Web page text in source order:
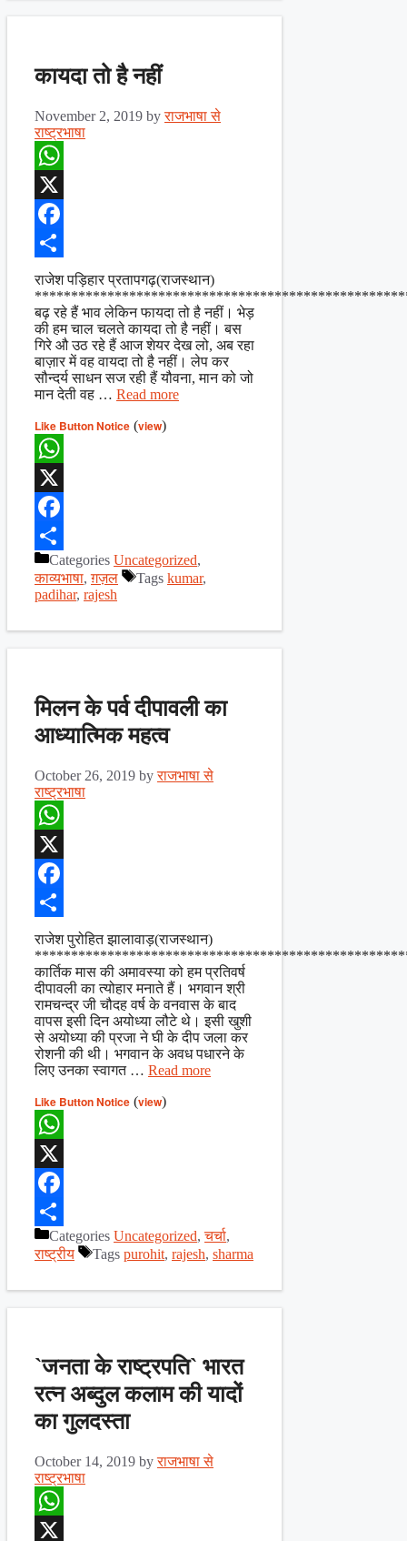
कायदा तो है नहीं
November 2, 2019 byराजभाषा से
राष्ट्रभाषा
WhatsApp
X
Facebook
Share
राजेश पड़िहार प्रतापगढ़(राजस्थान)
बढ़ रहे हैं भाव लेकिन फायदा तो है नहीं। भेड़
की हम चाल चलते कायदा तो है नहीं। बस
गिरे औ उठ रहे हैं आज शेयर देख लो, अब रहा
बाज़ार में वह वायदा तो है नहीं। लेप कर
सौन्दर्य साधन सज रही हैं यौवना, मान को जो
मान देती वह … Read more
Like Button Notice (view)
WhatsApp
X
Facebook
ShareCategories Uncategorized,
काव्यभाषा,ग़ज़ल Tags kumar,
padihar, rajesh
मिलन के पर्व दीपावली का
आध्यात्मिक महत्व
October 26, 2019 byराजभाषा से
राष्ट्रभाषा
WhatsApp
X
Facebook
Share
राजेश पुरोहित झालावाड़(राजस्थान)
कार्तिक मास की अमावस्या को हम प्रतिवर्ष
दीपावली का त्योहार मनाते हैं। भगवान श्री
रामचन्द्र जी चौदह वर्ष के वनवास के बाद
वापस इसी दिन अयोध्या लौटे थे। इसी खुशी
से अयोध्या की प्रजा ने घी के दीप जला कर
रोशनी की थी। भगवान के अवध पधारने के
लिए उनका स्वागत … Read more
Like Button Notice (view)
WhatsApp
X
Facebook
ShareCategories Uncategorized,चर्चा,
राष्ट्रीय
Tags purohit, rajesh, sharma
`जनता के राष्ट्रपति` भारत
रत्न अब्दुल कलाम की यादों
का गुलदस्ता
October 14, 2019 byराजभाषा से
राष्ट्रभाषा
WhatsApp